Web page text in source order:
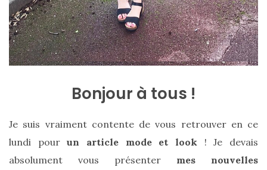
Bonjour à tous !
Je suis vraiment contente de vous retrouver en ce
lundi pourun article mode et look ! Je devais
absolument vous présenter mes nouvelles